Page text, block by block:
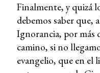
Finalmente, y quizá
debemos saber que,
Ignorancia, por más
camino, si no
evangelio, que en el